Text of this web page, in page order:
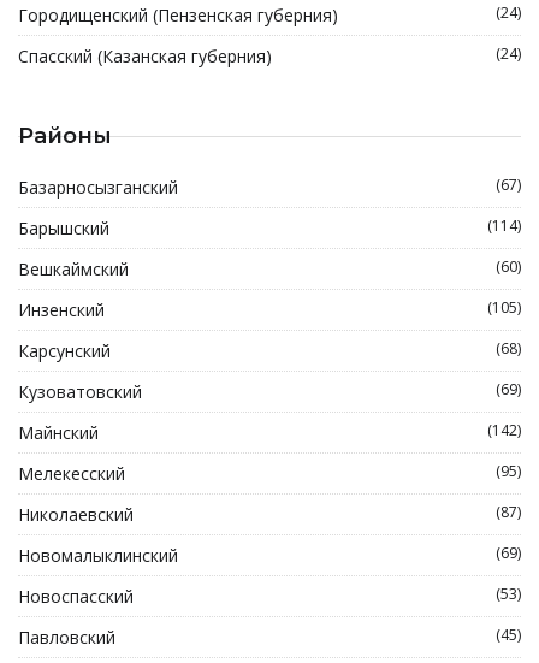
Городищенский (Пензенская губерния) (24)
Спасский (Казанская губерния) (24)
Районы
Базарносызганский (67)
Барышский (114)
Вешкаймский (60)
Инзенский (105)
Карсунский (68)
Кузоватовский (69)
Майнский (142)
Мелекесский (95)
Николаевский (87)
Новомалыклинский (69)
Новоспасский (53)
Павловский (45)